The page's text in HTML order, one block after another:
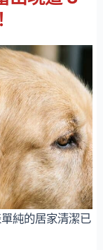
純的居家清潔已